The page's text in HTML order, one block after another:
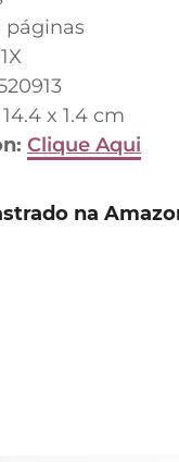
páginas
14.4 x 1.4 cm
Clique Aqui
na